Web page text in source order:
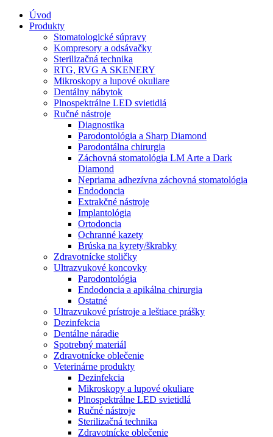
Úvod
Produkty
Stomatologické súpravy
Kompresory a odsávačky
Sterilizačná technika
RTG, RVG A SKENERY
Mikroskopy a lupové okuliare
Dentálny nábytok
Plnospektrálne LED svietidlá
Ručné nástroje
Diagnostika
Parodontológia a Sharp Diamond
Parodontálna chirurgia
Záchovná stomatológia LM Arte a Dark
Diamond
Nepriama adhezívna záchovná stomatológia
Endodoncia
Extrakčné nástroje
Implantológia
Ortodoncia
Ochranné kazety
Brúska na kyrety/škrabky
Zdravotnícke stoličky
Ultrazvukové koncovky
Parodontológia
Endodoncia a apikálna chirurgia
Ostatné
Ultrazvukové prístroje a leštiace prášky
Dezinfekcia
Dentálne náradie
Spotrebný materiál
Zdravotnícke oblečenie
Veterinárne produkty
Dezinfekcia
Mikroskopy a lupové okuliare
Plnospektrálne LED svietidlá
Ručné nástroje
Sterilizačná technika
Zdravotnícke oblečenie